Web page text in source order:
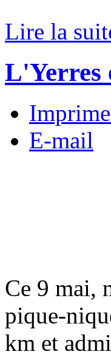
Lire la
L'Yerres
E-mail
Ce 9 mai,
pique-
km et